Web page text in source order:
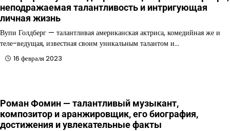
неподражаемая талантливость и интригующая
личная жизнь
Вупи Голдберг — талантливая американская актриса, комедийная же и
теле-ведущая, известная своим уникальным талантом и…
16 февраля 2023
Роман Фомин — талантливый музыкант,
композитор и аранжировщик, его биография,
достижения и увлекательные факты